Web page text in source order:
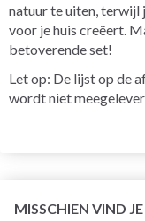
natuur te uiten,
voor je huis creëert.
betoverende set!
Let op: De lijst op de
wordt niet
MISSCHIEN VIND